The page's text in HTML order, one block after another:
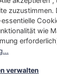
Blog Network
zuzustimmen.
wie
verwalten